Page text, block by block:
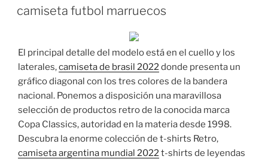
camiseta futbol marruecos
El principal detalle del modelo está en el cuello y los
laterales,camiseta de brasil 2022donde presenta un
gráfico diagonal con los tres colores de la bandera
nacional. Ponemos a disposición una maravillosa
selección de productos retro de la conocida marca
Copa Classics, autoridad en la materia desde 1998.
Descubra la enorme colección de t-shirts Retro,
camiseta argentina mundial 2022t-shirts de leyendas